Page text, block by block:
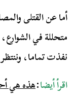
أما عن القتلى
متحللة في
نفذت تماما،
اقرأ أيضا:هذه هي